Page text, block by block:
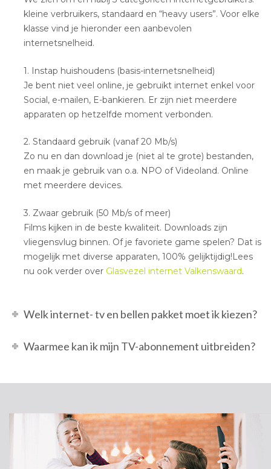
kleine verbruikers, standaard en “heavy users”. Voor elke
klasse vind je hieronder een aanbevolen
internetsnelheid.
1. Instap huishoudens (basis-internetsnelheid)
Je bent niet veel online, je gebruikt internet enkel voor
Social, e-mailen, E-bankieren. Er zijn niet meerdere
apparaten op hetzelfde moment verbonden.
2. Standaard gebruik (vanaf 20 Mb/s)
Zo nu en dan download je (niet al te grote) bestanden,
en maak je gebruik van o.a. NPO of Videoland. Online
met meerdere devices.
3. Zwaar gebruik (50 Mb/s of meer)
Films kijken in de beste kwaliteit. Downloads zijn
vliegensvlug binnen. Of je favoriete game spelen? Dat is
mogelijk met diverse apparaten, 100% gelijktijdig!Lees
nu ook verder over Glasvezel internet Valkenswaard.
Welk internet- tv en bellen pakket moet ik kiezen?
Waarmee kan ik mijn TV-abonnement uitbreiden?